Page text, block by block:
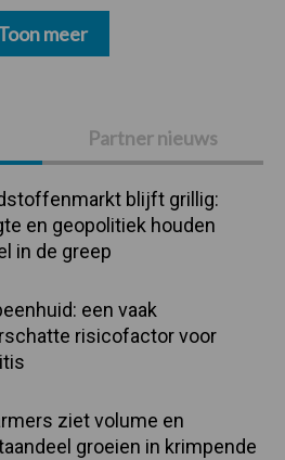
Partner nieuws
blijft grillig:
en geopolitiek houden
in de greep
een vaak
risicofactor voor
ziet volume en
groeien in krimpende
meer